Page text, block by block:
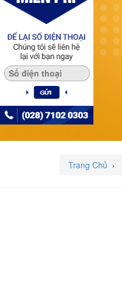
Trang Chủ ›